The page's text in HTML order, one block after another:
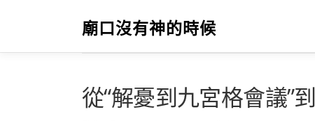
要
廟口沒有神的時候
從“解憂到九宮格會議”